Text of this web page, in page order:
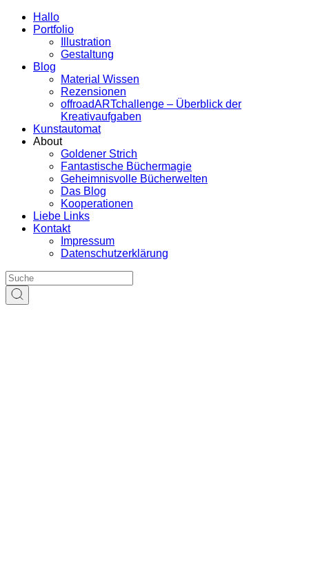
Hallo
Portfolio
Illustration
Gestaltung
Blog
Material Wissen
Rezensionen
offroadARTchallenge – Überblick der
Kreativaufgaben
Kunstautomat
About
Goldener Strich
Fantastische Büchermagie
Geheimnisvolle Bücherwelten
Das Blog
Kooperationen
Liebe Links
Kontakt
Impressum
Datenschutzerklärung